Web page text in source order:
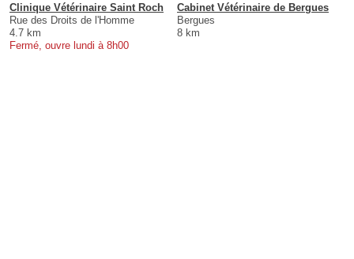
Clinique Vétérinaire Saint Roch
Rue des Droits de l'Homme
4.7 km
Fermé, ouvre lundi à 8h00
Cabinet Vétérinaire de Bergues
Bergues
8 km